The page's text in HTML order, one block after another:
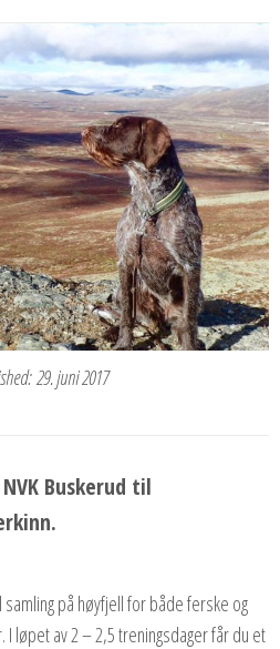
29. juni 2017
Buskerud til
samling på høyfjell for både ferske og
løpet av 2 – 2,5 treningsdager får du et